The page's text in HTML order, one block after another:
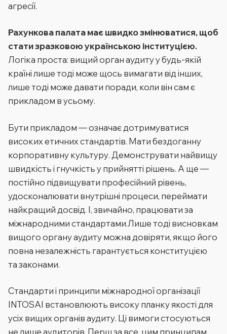
агресії.
Рахункова палата має швидко змінюватися, щоб
стати зразковою українською інституцією.
Логіка проста: вищий орган аудиту у будь-якій
країні лише тоді може щось вимагати від інших,
лише тоді може давати поради, коли він сам є
прикладом в усьому.
Бути прикладом — означає дотримуватися
високих етичних стандартів. Мати бездоганну
корпоративну культуру. Демонструвати найвищу
швидкість і гнучкість у прийнятті рішень. А ще —
постійно підвищувати професійний рівень,
удосконалювати внутрішні процеси, переймати
найкращий досвід. І, звичайно, працювати за
міжнародними стандартами.Лише тоді висновкам
вищого органу аудиту можна довіряти, якщо його
повна незалежність гарантується конституцією
та законами.
Стандарти і принципи міжнародної організації
INTOSAI встановлюють високу планку якості для
усіх вищих органів аудиту. Ці вимоги стосуються
не лише аудиторів. Перш за все, цим принципам